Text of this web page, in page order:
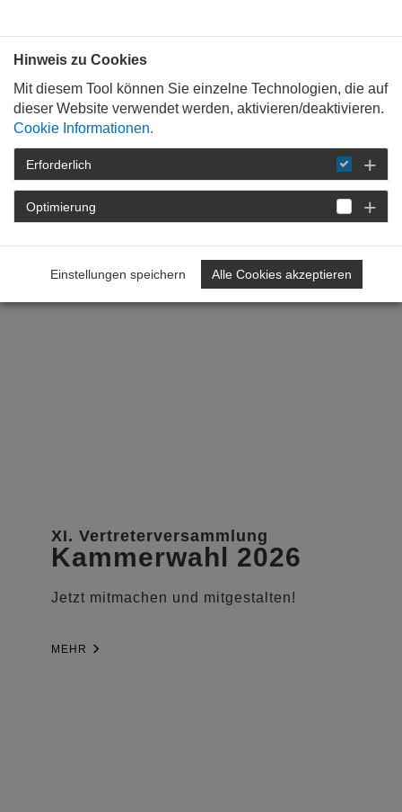
XI. Vertreterversammlung
Kammerwahl 2026
Jetzt mitmachen und mitgestalten!
MEHR
r
e
v
i
o
u
s
e
t
Hinweis zu Cookies
Mit diesem Tool können Sie einzelne Technologien, die auf
dieser Website verwendet werden, aktivieren/deaktivieren.
Cookie Informationen.
Erforderlich
Optimierung
Einstellungen speichern Alle Cookies akzeptieren